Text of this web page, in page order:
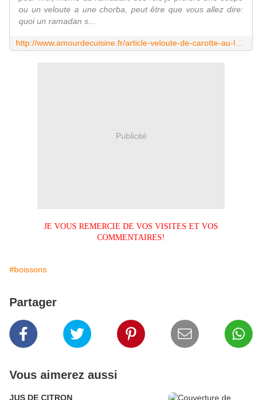
ou un veloute a une chorba, peut être que vous allez dire:
quoi un ramadan s...
Publicité
JE VOUS REMERCIE DE VOS VISITES ET VOS
COMMENTAIRES!
#boissons
Partager
Vous aimerez aussi
JUS DE CITRON